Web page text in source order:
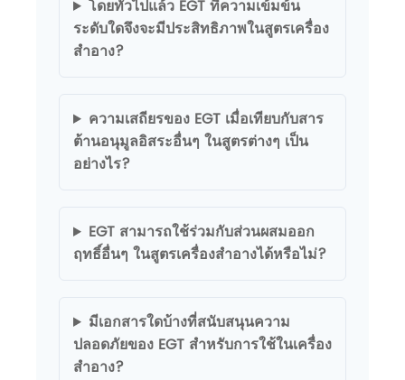
โดยทั่วไปแล้ว EGT ที่ความเข้มข้น
ระดับใดจึงจะมีประสิทธิภาพในสูตรเครื่อง
สำอาง?
ความเสถียรของ EGT เมื่อเทียบกับสาร
ต้านอนุมูลอิสระอื่นๆ ในสูตรต่างๆ เป็น
อย่างไร?
EGT สามารถใช้ร่วมกับส่วนผสมออก
ฤทธิ์อื่นๆ ในสูตรเครื่องสำอางได้หรือไม่?
มีเอกสารใดบ้างที่สนับสนุนความ
ปลอดภัยของ EGT สำหรับการใช้ในเครื่อง
สำอาง?